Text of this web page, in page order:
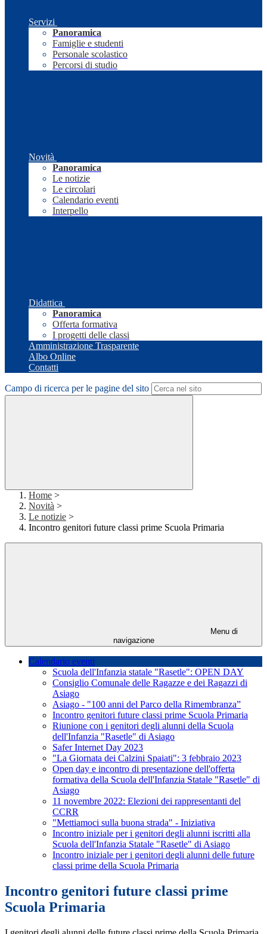
Servizi
Panoramica
Famiglie e studenti
Personale scolastico
Percorsi di studio
Novità
Panoramica
Le notizie
Le circolari
Calendario eventi
Interpello
Didattica
Panoramica
Offerta formativa
I progetti delle classi
Amministrazione Trasparente
Albo Online
Contatti
Campo di ricerca per le pagine del sito
Home >
Novità >
Le notizie >
Incontro genitori future classi prime Scuola Primaria
Menu di
navigazione
Calendario eventi
Scuola dell'Infanzia statale "Rasetle": OPEN DAY
Consiglio Comunale delle Ragazze e dei Ragazzi di
Asiago
Asiago - "100 anni del Parco della Rimembranza”
Incontro genitori future classi prime Scuola Primaria
Riunione con i genitori degli alunni della Scuola
dell'Infanzia "Rasetle" di Asiago
Safer Internet Day 2023
"La Giornata dei Calzini Spaiati": 3 febbraio 2023
Open day e incontro di presentazione dell'offerta
formativa della Scuola dell'Infanzia Statale "Rasetle" di
Asiago
11 novembre 2022: Elezioni dei rappresentanti del
CCRR
"Mettiamoci sulla buona strada" - Iniziativa
Incontro iniziale per i genitori degli alunni iscritti alla
Scuola dell'Infanzia Statale "Rasetle" di Asiago
Incontro iniziale per i genitori degli alunni delle future
classi prime della Scuola Primaria
Incontro genitori future classi prime
Scuola Primaria